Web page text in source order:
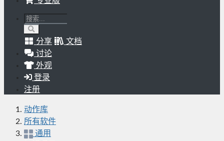
分享
文档
讨论
外观
登录
注册
动作库
所有软件
通用